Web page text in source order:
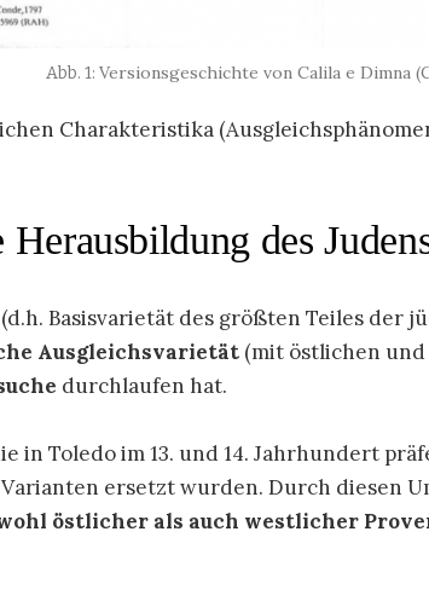
Versionsgeschichte von Calila e Dimna
Charakteristika
des
Basisvarietät des größten Teiles
Ausgleichsvarietät (mit östlichen
durchlaufen hat.
in Toledo im 13. und 14. Jahrhundert
ersetzt wurden. Durch diesen
östlicher als auch westlicher